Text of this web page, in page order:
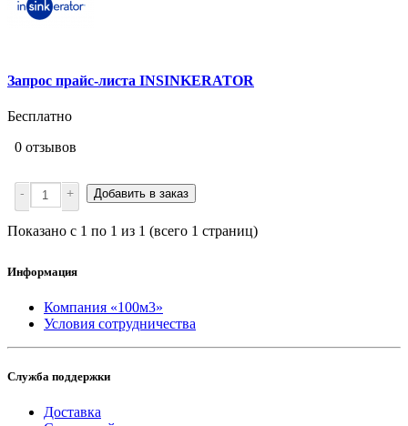
Запрос прайс-листа INSINKERATOR
Бесплатно
0 отзывов
- + Добавить в заказ
Показано с 1 по 1 из 1 (всего 1 страниц)
Информация
Компания «100м3»
Условия сотрудничества
Служба поддержки
Доставка